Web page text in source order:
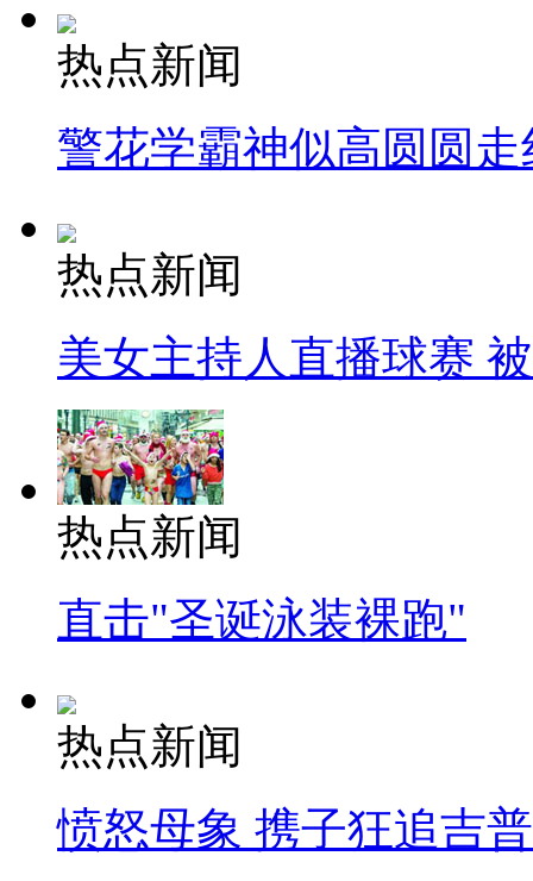
热点新闻
警花学霸神似高圆圆走
热点新闻
美女主持人直播球赛
热点新闻
直击"圣诞泳装裸跑"
热点新闻
愤怒母象 携子狂追吉